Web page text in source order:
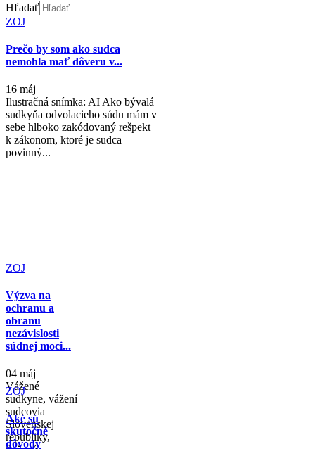
Hľadať
ZOJ
Prečo by som ako sudca
nemohla mať dôveru v...
16 máj
Ilustračná snímka: AI Ako bývalá
sudkyňa odvolacieho súdu mám v
sebe hlboko zakódovaný rešpekt
k zákonom, ktoré je sudca
povinný...
ZOJ
Výzva na
ochranu a
obranu
nezávislosti
súdnej moci...
04 máj
Vážené
sudkyne, vážení
sudcovia
Slovenskej
republiky,
ZOJ
Aké sú
skutočné
dôvody